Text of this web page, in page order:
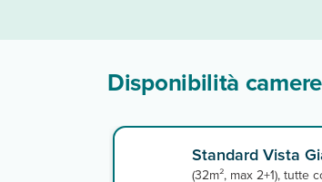
Disponibilità camere
Standard Vista
(32m², max 2+1), tutte